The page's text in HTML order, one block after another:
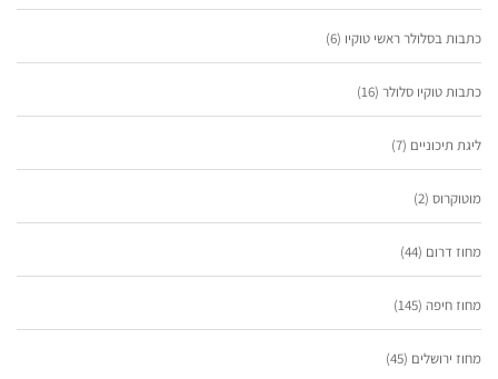
כתבות בסלולר ראשי טוקיו (6)
כתבות טוקיו סלולר (16)
ליגת תיכוניים (7)
מוטוקרוס (2)
מחוז דרום (44)
מחוז חיפה (145)
מחוז ירושלים (45)